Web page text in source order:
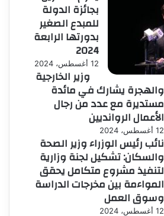
بجائزة الدولة
للمبدع الصغير
بدورتها الرابعة
2024
12 أغسطس، 2024
وزير الخارجية
والهجرة يشارك في مائدة
مستديرة مع عدد من رجال
الأعمال الروانديين
12 أغسطس، 2024
نائب رئيس الوزراء وزير الصحة
والسكان: تشكيل لجنة وزارية
لتنفيذ مشروع متكامل يحقق
المواءمة بين مخرجات الدراسة
وسوق العمل
12 أغسطس، 2024